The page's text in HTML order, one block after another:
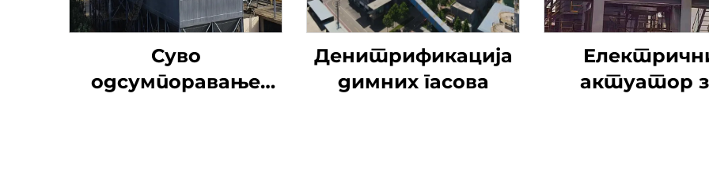
Суво
одсумпоравање
Денитрификација
димних гасова
актуатор